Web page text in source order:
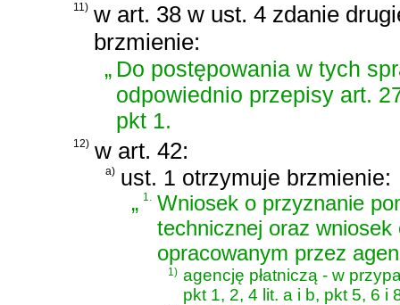
11) w art. 38 w ust. 4 zdanie
brzmienie:
„ Do postępowania w tych
odpowiednio przepisy art.
pkt 1.
12) w art. 42:
a) ust. 1 otrzymuje brzmienie:
„1.
Wniosek o przyznanie
technicznej oraz wniosek
opracowanym przez
1) agencję płatniczą - w
pkt 1, 2, 4 lit. a i b, pkt 5, 6 i